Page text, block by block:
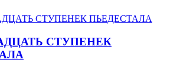
СТУПЕНЕК